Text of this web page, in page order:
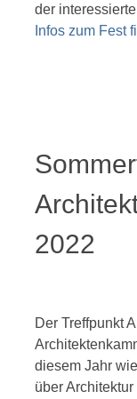
der
Infos zum Fest
2022
Der Treffpunkt
diesem Jahr
über